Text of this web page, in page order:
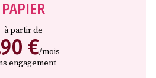
PAPIER
à partir de
€/mois
engagement